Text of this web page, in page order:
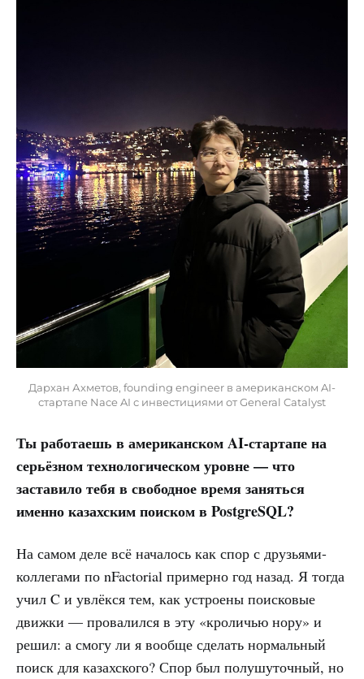
Дархан Ахметов, founding engineer в американском AI-
стартапе Nace AI с инвестициями от General Catalyst
Ты работаешь в американском AI-стартапе на
серьёзном технологическом уровне — что
заставило тебя в свободное время заняться
именно казахским поиском в PostgreSQL?
На самом деле всё началось как спор с друзьями-
коллегами по nFactorial примерно год назад. Я тогда
учил C и увлёкся тем, как устроены поисковые
движки — провалился в эту «кроличью нору» и
решил: а смогу ли я вообще сделать нормальный
поиск для казахского? Спор был полушуточный, но